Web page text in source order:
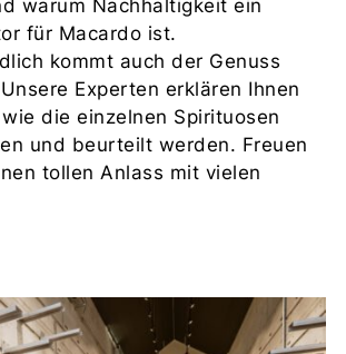
warum Nachhaltigkeit ein
für Macardo ist.
kommt auch der Genuss
Experten erklären Ihnen
die einzelnen Spirituosen
und beurteilt werden. Freuen
tollen Anlass mit vielen